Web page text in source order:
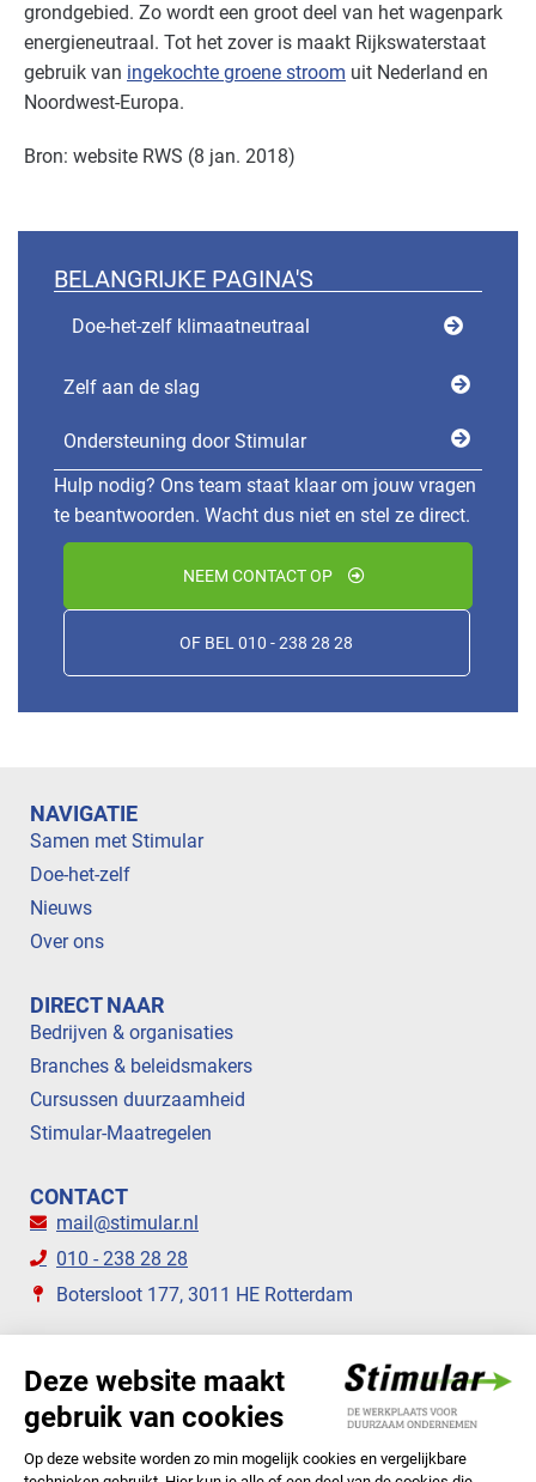
grondgebied. Zo wordt een groot deel van het wagenpark
energieneutraal. Tot het zover is maakt Rijkswaterstaat
gebruik van ingekochte groene stroom uit Nederland en
Noordwest-Europa.
Bron: website RWS (8 jan. 2018)
BELANGRIJKE PAGINA'S
Doe-het-zelf klimaatneutraal
Zelf aan de slag
Ondersteuning door Stimular
Hulp nodig? Ons team staat klaar om jouw vragen
te beantwoorden. Wacht dus niet en stel ze direct.
NEEM CONTACT OP
OF BEL 010 - 238 28 28
NAVIGATIE
Samen met Stimular
Doe-het-zelf
Nieuws
Over ons
DIRECT NAAR
Bedrijven & organisaties
Branches & beleidsmakers
Cursussen duurzaamheid
Stimular-Maatregelen
CONTACT
mail@stimular.nl
010 - 238 28 28
Botersloot 177, 3011 HE Rotterdam
STIMULAR NIEUWSBRIEVEN
ABONNEER NU